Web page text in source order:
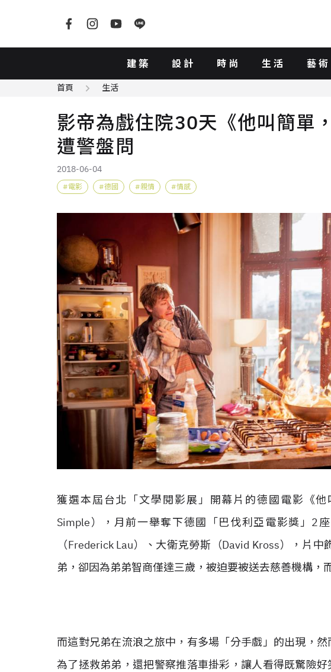
建築 設計 時尚 生活 藝術
首頁 生活
影帝為戲住院30天《他叫簡單
遭警盤問
2018-06-04
電影 德國 親情 情感
獲選本屆台北「文學閱影展」開幕片的德國電影《
Simple），月前一舉奪下德國「巴伐利亞電影獎」2
（Frederick Lau）、大衛克勞斯（David Kross），片
弟，卻因為弟弟智商僅達三歲，被迫要被送去慈善機構，
而這對兄弟在流浪之旅中，有多場「分手戲」的出現，
為了拯救弟弟，還把警察推落車掛彩，讓人看得既驚險